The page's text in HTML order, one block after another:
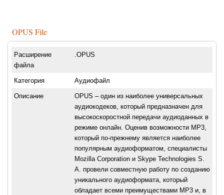
OPUS File
Расширение
файла
.OPUS
Категория Аудиофайл
Описание
OPUS – один из наиболее универсальных
аудиокодеков, который предназначен для
высокоскоростной передачи аудиоданных в
режиме онлайн. Оценив возможности МР3,
который по-прежнему является наиболее
популярным аудиоформатом, специалисты
Mozilla Corporation и Skype Technologies S.
A. провели совместную работу по созданию
уникального аудиоформата, который
обладает всеми преимуществами МР3 и, в